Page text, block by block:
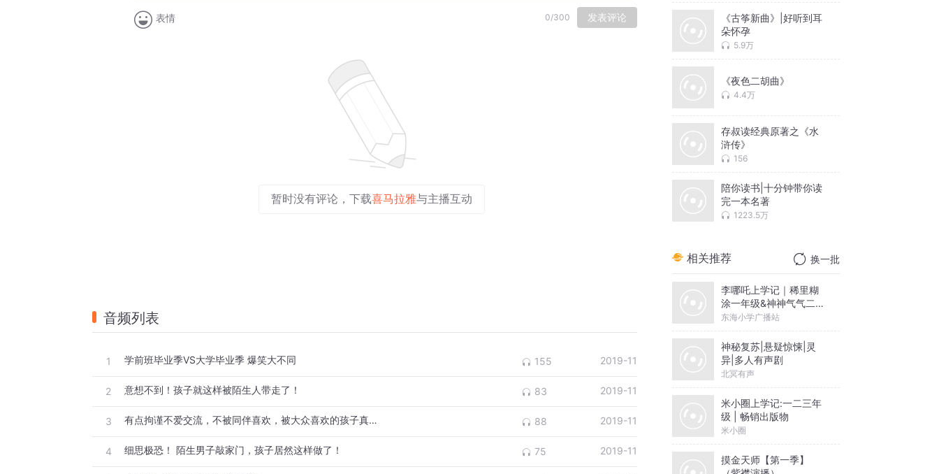
表情 0/300 发表评论
暂时没有评论，下载喜马拉雅与主播互动
音频列表
1 学前班毕业季VS大学毕业季 爆笑大不同 155 2019-11
2 意想不到！孩子就这样被陌生人带走了！ 83 2019-11
3 有点拘谨不爱交流，不被同伴喜欢，被大众喜欢的孩子真的好吗？ 88 2019-11
4 细思极恐！ 陌生男子敲家门，孩子居然这样做了！ 75 2019-11
《古筝新曲》|好听到耳
朵怀孕
5.9万
《夜色二胡曲》
4.4万
存叔读经典原著之《水
浒传》
156
陪你读书|十分钟带你读
完一本名著
1223.5万
相关推荐 换一批
李哪吒上学记｜稀里糊
涂一年级&神神气气二年
级
东海小学广播站
神秘复苏|悬疑惊悚|灵
异|多人有声剧
北冥有声
米小圈上学记:一二三年
级 | 畅销出版物
米小圈
摸金天师【第一季】